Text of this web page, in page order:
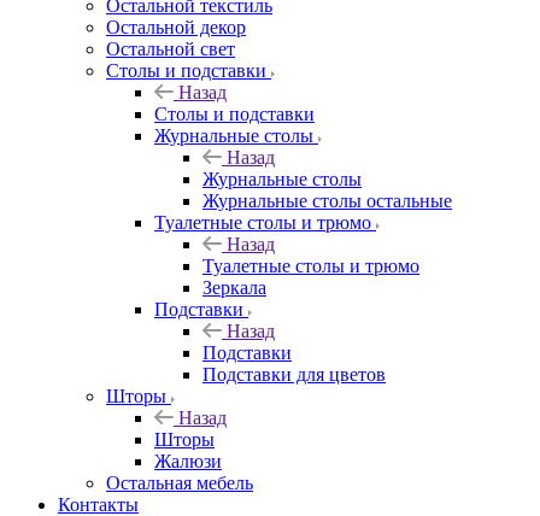
Остальной текстиль
Остальной декор
Остальной свет
Столы и подставки
Назад
Столы и подставки
Журнальные столы
Назад
Журнальные столы
Журнальные столы остальные
Туалетные столы и трюмо
Назад
Туалетные столы и трюмо
Зеркала
Подставки
Назад
Подставки
Подставки для цветов
Шторы
Назад
Шторы
Жалюзи
Остальная мебель
Контакты